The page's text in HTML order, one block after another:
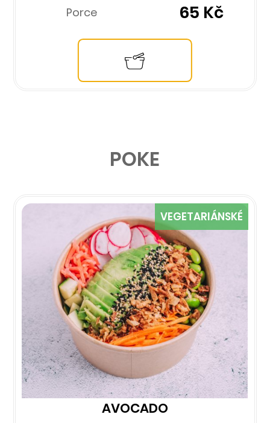
Porce 65 Kč
POKE
VEGETARIÁNSKÉ
AVOCADO